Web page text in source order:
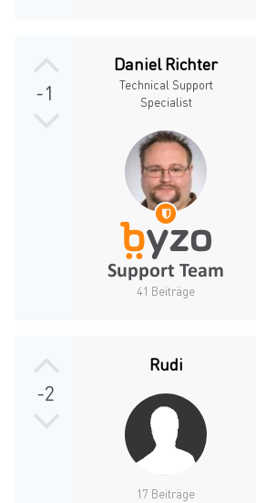
-1
Daniel Richter
Technical Support
Specialist
41 Beiträge
-2
Rudi
17 Beiträge